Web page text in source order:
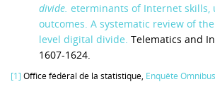
divide. eterminants of Internet skills,
outcomes. A systematic review of
level digital divide. Telematics and
1607-1624.
[1] Office fédéral de la statistique, Enquête